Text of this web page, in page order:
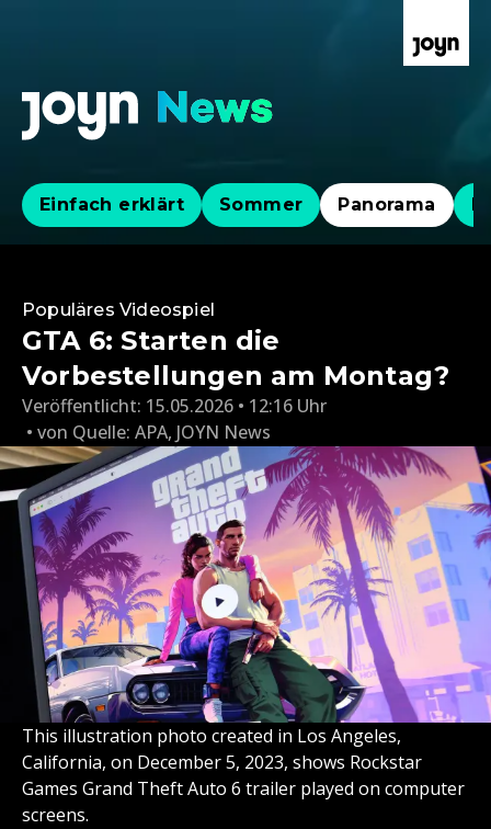
Einfach erklärt Sommer Panorama
Populäres Videospiel
GTA 6: Starten die
Vorbestellungen am Montag?
Veröffentlicht: 15.05.2026 • 12:16 Uhr
von Quelle: APA, JOYN News
This illustration photo created in Los Angeles,
California, on December 5, 2023, shows Rockstar
Games Grand Theft Auto 6 trailer played on computer
screens.